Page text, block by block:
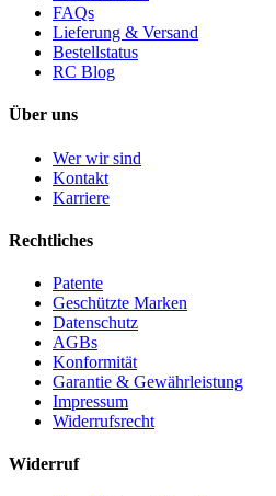
FAQs
Lieferung & Versand
Bestellstatus
RC Blog
Über uns
Wer wir sind
Kontakt
Karriere
Rechtliches
Patente
Geschützte Marken
Datenschutz
AGBs
Konformität
Garantie & Gewährleistung
Impressum
Widerrufsrecht
Widerruf